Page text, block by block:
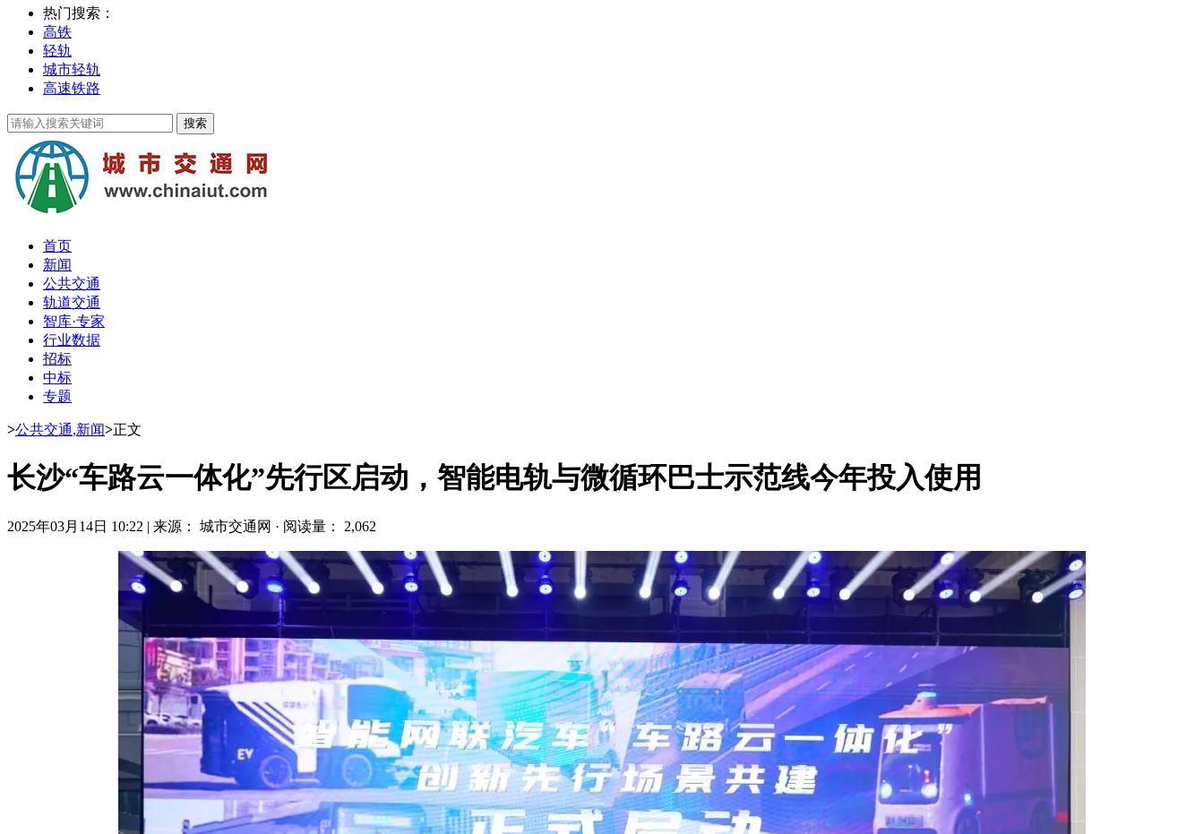
热门搜索：
高铁
轻轨
城市轻轨
高速铁路
首页
新闻
公共交通
轨道交通
智库·专家
行业数据
招标
中标
专题
>公共交通,新闻>正文
长沙“车路云一体化”先行区启动，智能电轨与微循环巴士示范线今年投入使用
2025年03月14日 10:22 | 来源： 城市交通网 · 阅读量： 2,062